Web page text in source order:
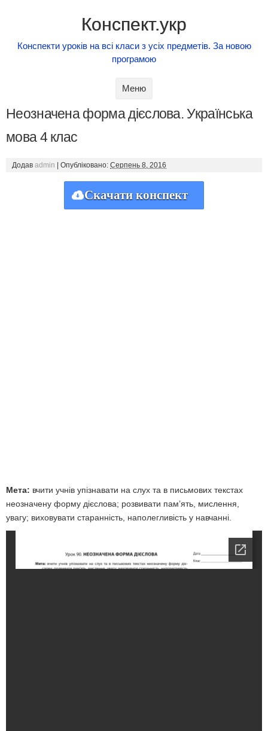
Конспект.укр
Конспекти уроків на всі класи з усіх предметів. За новою
програмою
Меню
Неозначена форма дієслова. Українська
мова 4 клас
Додав admin Опубліковано: Серпень 8, 2016
Скачати конспект
Мета: вчити учнів упізнавати на слух та в письмових текстах
неозначену форму дієслова; розвивати пам’ять, мислення,
увагу; виховувати старанність, наполегливість у навчанні.